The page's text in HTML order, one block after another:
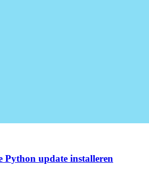
Python update installeren